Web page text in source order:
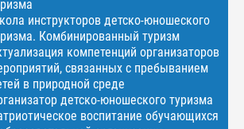
инструкторов детско-юношеского
Комбинированный туризм
компетенций организаторов
связанных с пребыванием
в природной среде
детско-юношеского туризма
воспитание обучающихся